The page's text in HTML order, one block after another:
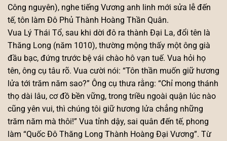
Công nguyên), nghe tiếng Vương anh linh mới sửa lễ đến
tế, tôn làm Đô Phủ Thành Hoàng Thần Quân.
Vua Lý Thái Tổ, sau khi dời đô ra thành Đại La, đổi tên là
Thăng Long (năm 1010), thường mộng thấy một ông già
đầu bạc, đứng trước bệ vái chào hô vạn tuế. Vua hỏi họ
tên, ông cụ tâu rõ. Vua cười nói: “Tôn thần muốn giữ hương
lửa tới trăm năm sao?” Ông cụ thưa rằng: “Chỉ mong thánh
thọ dài lâu, cơ đồ bền vững, trong triều ngoài quận lúc nào
cũng yên vui, thì chúng tôi giữ hương lửa chẳng những
trăm năm mà thôi!” Vua tỉnh dậy, sai quân đến tế, phong
làm “Quốc Đô Thăng Long Thành Hoàng Đại Vương”. Từ